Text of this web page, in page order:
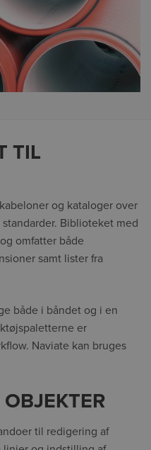
TIL
og kataloger over
Biblioteket med
omfatter både
samt lister fra
både i båndet og i en
er
Naviate kan bruges
til redigering af